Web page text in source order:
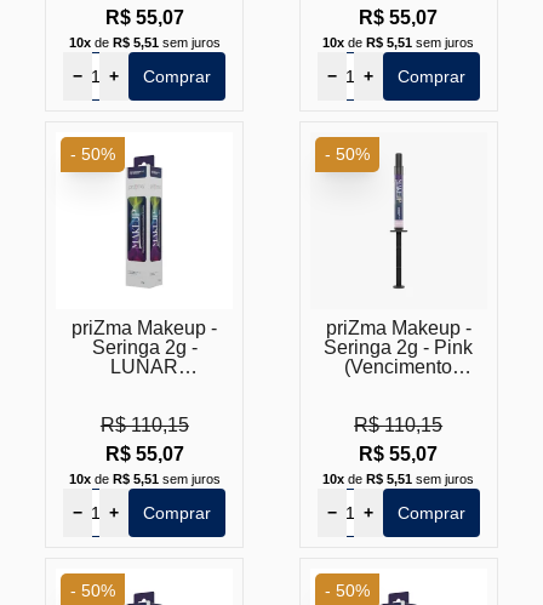
R$ 55,07
10xde R$ 5,51sem juros
− + Comprar
R$ 55,07
10x deR$ 5,51 sem juros
− + Comprar
priZma Makeup -
Seringa 2g -
LUNAR
R$ 110,15
R$ 55,07
10xde R$ 5,51sem juros
- 50%
− + Comprar
priZma Makeup -
Seringa 2g - Pink
(Vencimento
R$ 110,15
R$ 55,07
10x deR$ 5,51 sem juros
- 50%
− + Comprar
- 50% - 50%